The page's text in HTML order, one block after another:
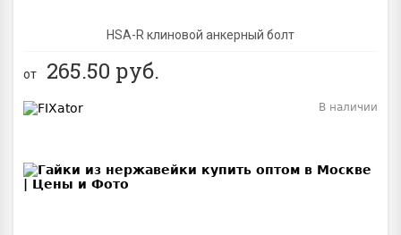
HSA-R клиновой анкерный болт
от 265.50 руб.
В наличии